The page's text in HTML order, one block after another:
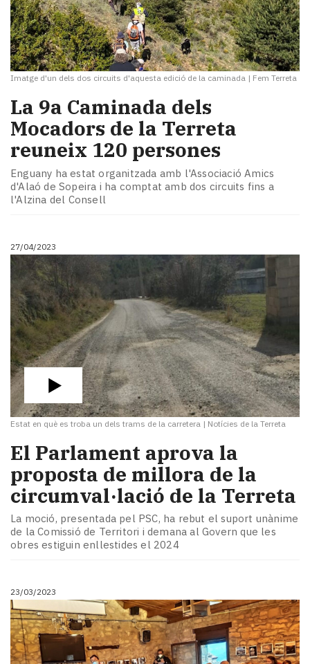
Imatge d'un dels dos circuits d'aquesta edició de la caminada | Fem Terreta
La 9a Caminada dels
Mocadors de la Terreta
reuneix 120 persones
Enguany ha estat organitzada amb l'Associació Amics
d'Alaó de Sopeira i ha comptat amb dos circuits fins a
l'Alzina del Consell
27/04/2023
Estat en què es troba un dels trams de la carretera | Notícies de la Terreta
El Parlament aprova la
proposta de millora de la
circumval·lació de la Terreta
La moció, presentada pel PSC, ha rebut el suport unànime
de la Comissió de Territori i demana al Govern que les
obres estiguin enllestides el 2024
23/03/2023